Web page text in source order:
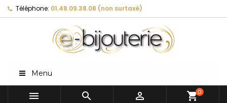
Téléphone: 01.48.09.38.08 (non surtaxé)
Menu
   shopping_cart0